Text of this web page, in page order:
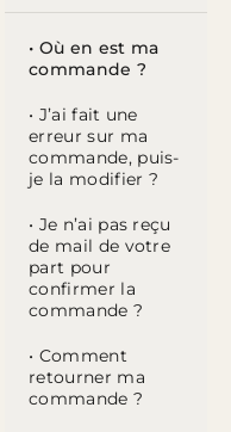
• Où en est ma
commande ?
• J’ai fait une
erreur sur ma
commande, puis-
je la modifier ?
• Je n’ai pas reçu
de mail de votre
part pour
confirmer la
commande ?
• Comment
retourner ma
commande ?